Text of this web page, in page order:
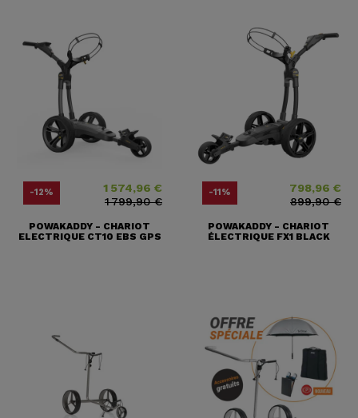
-12% 1 574,96 €
Prix ​​habituel
1 799,90 €
POWAKADDY - CHARIOT
ELECTRIQUE CT10 EBS GPS
-11% 798,96 €
Prix ​​habituel
899,90 €
POWAKADDY - CHARIOT
ÉLECTRIQUE FX1 BLACK